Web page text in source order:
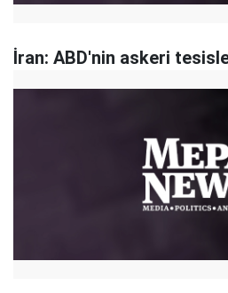
İran: ABD'nin askeri